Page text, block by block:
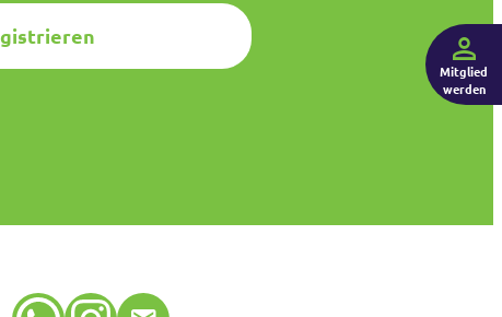
Mitglied
werden